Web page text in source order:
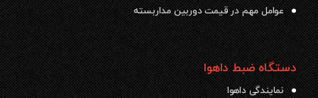
عوامل مهم در قیمت دوربین مداربسته
دستگاه ضبط داهوا
نمایندگی داهوا